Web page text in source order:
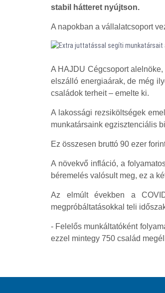
stabil hátteret nyújtson.
A napokban a vállalatcsoport
A HAJDU Cégcsoport
elszálló energiaárak, de még
családok terheit – emelte ki.
A lakossági rezsiköltségek
munkatársaink egzisztenciális
Ez összesen bruttó 90 ezer
A növekvő infláció, a
béremelés valósult meg, ez a
Az elmúlt években a
megpróbáltatásokkal teli
- Felelős munkáltatóként
ezzel mintegy 750 család